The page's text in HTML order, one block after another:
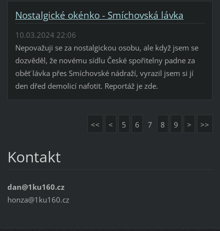
Nostalgické okénko - Smíchovská lávka
10.03.2024 22:06
Nepovažuji se za nostalgickou osobu, ale když jsem se
dozvěděl, že novému sídlu České spořitelny padne za
oběť lávka přes Smíchovské nádraží, vyrazil jsem si jí
den dřed demolicí nafotit. Reportáž je zde.
<< < 5 6 7 8 9 > >>
Kontakt
dan@1ku160.cz
honza@1ku160.cz